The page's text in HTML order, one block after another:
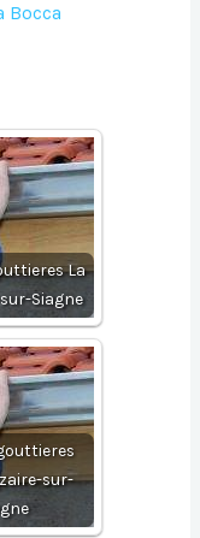
Bocca
La
Siagne
sur-